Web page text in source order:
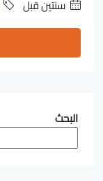
‏سنتين قبل
البحث